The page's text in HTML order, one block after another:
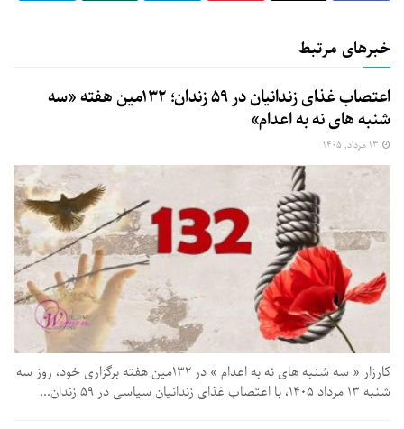
خبرهای مرتبط
اعتصاب غذای زندانیان در ۵۹ زندان؛ ۱۳۲مین هفته «سه‌
شنبه‌ های نه به اعدام»
کارزار « سه‌ شنبه‌ های نه به اعدام » در ۱۳۲مین هفته برگزاری خود، روز سه‌
شنبه ۱۳ مرداد ۱۴۰۵، با اعتصاب غذای زندانیان سیاسی در ۵۹ زندان...